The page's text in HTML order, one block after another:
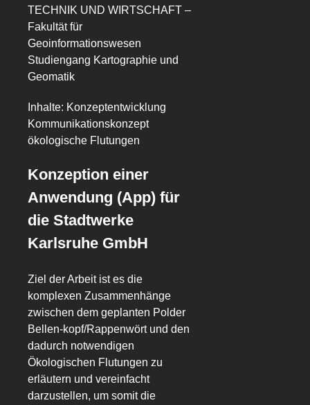
TECHNIK UND WIRTSCHAFT –
Fakultät für
Geoinformationswesen
Studiengang Kartographie und
Geomatik
Inhalte: Konzeptentwicklung
Kommunikationskonzept
ökologische Flutungen
Konzeption einer
Anwendung (App) für
die Stadtwerke
Karlsruhe GmbH
Ziel der Arbeit ist es die
komplexen Zusammenhänge
zwischen dem geplanten Polder
Bellen-kopf/Rappenwört und den
dadurch notwendigen
Ökologischen Flutungen zu
erläutern und vereinfacht
darzustellen, um somit die